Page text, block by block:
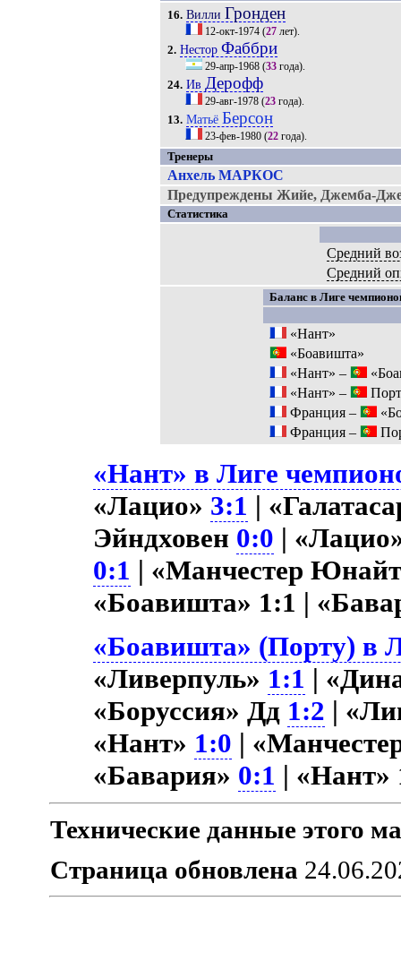
16. Вилли Гронден
12-окт-1974(27лет).
2. Нестор Фаббри
29-апр-1968(33года).
24. Ив Дерофф
29-авг-1978(23года).
13. Матьё Берсон
23-фев-1980(22года).
Тренеры
Анхель МАРКОС
Предупреждены Жийе, Джемба-
Статистика
Средний
Средний
Баланс в Лиге
«Нант»
«Боавишта»
«Нант» –
«Нант» –
Франция –
Франция –
«Нант» в Лиге
«Лацио» 3:1 |
Эйндховен 0:0 |
0:1 | «Манчестер
«Боавишта» 1:1 |
«Боавишта» (Порту) в
«Ливерпуль» 1:1 |
«Боруссия» Дд 1:2 |
«Нант» 1:0 |
«Бавария» 0:1 |
Технические данные этого
Страница обновлена